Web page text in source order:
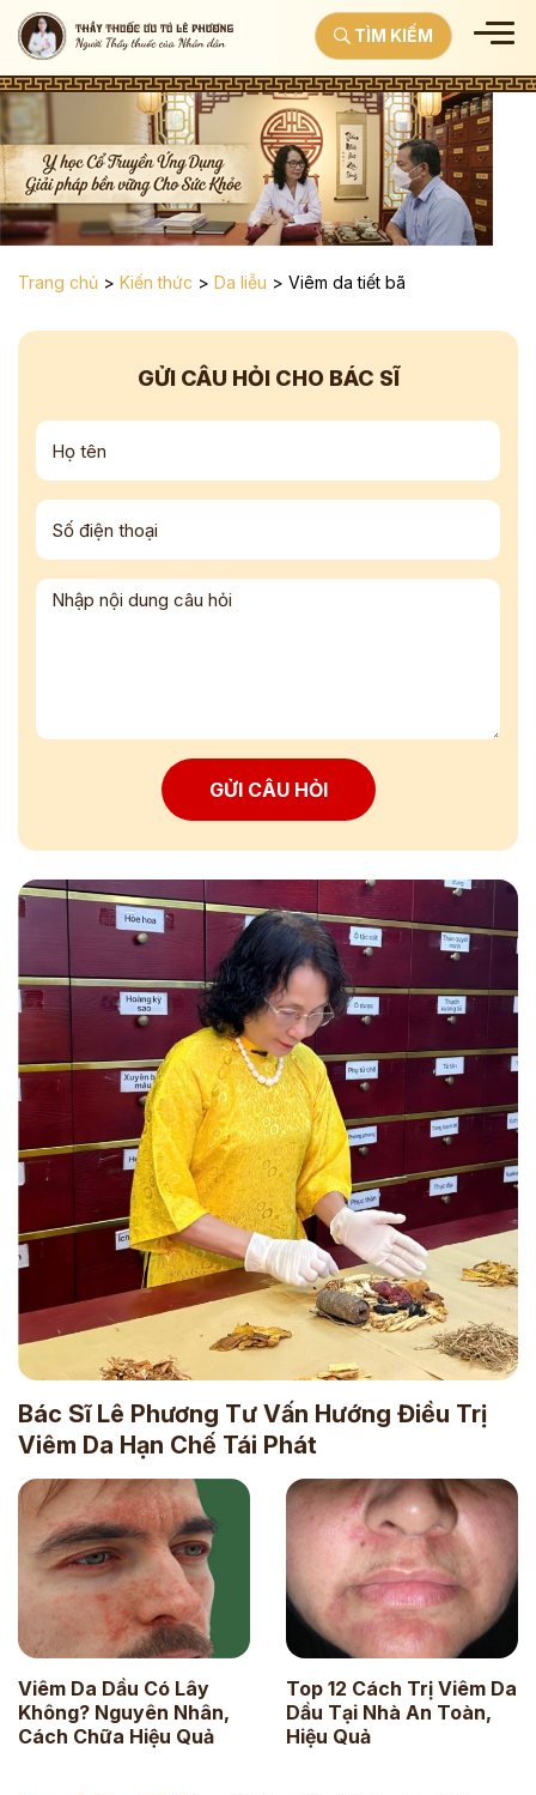
TÌM KIẾM
Trang chủ > Kiến thức > Da liễu > Viêm da tiết bã
GỬI CÂU HỎI CHO BÁC SĨ
GỬI CÂU HỎI
Bác Sĩ Lê Phương Tư Vấn Hướng Điều Trị
Viêm Da Hạn Chế Tái Phát
Viêm Da Dầu Có Lây
Không? Nguyên Nhân,
Cách Chữa Hiệu Quả
Top 12 Cách Trị Viêm Da
Dầu Tại Nhà An Toàn,
Hiệu Quả